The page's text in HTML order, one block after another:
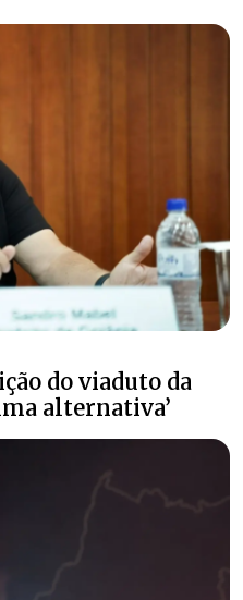
do viaduto da
alternativa’